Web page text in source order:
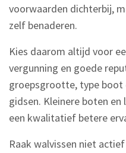
voorwaarden dichterbij,
zelf benaderen.
Kies daarom altijd voor
vergunning en goede
groepsgrootte, type boot
gidsen. Kleinere boten
een kwalitatief betere
Raak walvissen niet